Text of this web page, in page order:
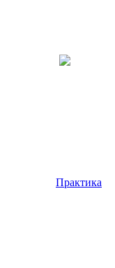
Практика